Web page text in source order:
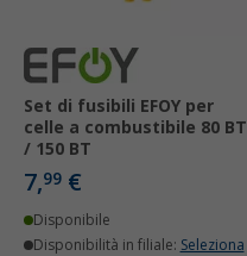
Set di fusibili EFOY per
celle a combustibile 80 BT
/ 150 BT
7,99 €
Disponibile
Disponibilità in filiale: Seleziona